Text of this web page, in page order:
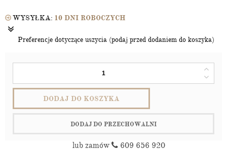
WYSYŁKA: 10 DNI ROBOCZYCH
Preferencje dotyczące uszycia (podaj przed dodaniem do koszyka)
DODAJ DO KOSZYKA
DODAJ DO PRZECHOWALNI
lub zamów 609 656 920